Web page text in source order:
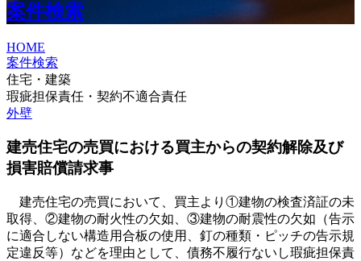
案件検索
HOME
案件検索
住宅・建築
瑕疵担保責任・契約不適合責任
外壁
建売住宅の売買における買主からの契約解除及び
損害賠償請求事
建売住宅の売買において、買主より①建物の検査済証の未
取得、②建物の耐火性の欠如、③建物の耐震性の欠如（告示
に適合しない構造用合板の使用、釘の種類・ピッチの告示規
定違反等）などを理由として、債務不履行ないし瑕疵担保責